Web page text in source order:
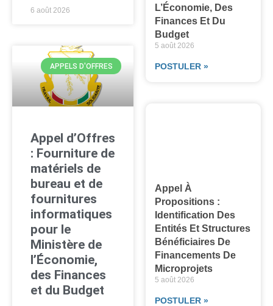
6 août 2026
APPELS D'OFFRES
Appel d’Offres
: Fourniture de
matériels de
bureau et de
fournitures
informatiques
pour le
Ministère de
l’Économie,
des Finances
et du Budget
L’Économie, Des
Finances Et Du
Budget
5 août 2026
POSTULER »
Appel À
Propositions :
Identification Des
Entités Et Structures
Bénéficiaires De
Financements De
Microprojets
5 août 2026
POSTULER »